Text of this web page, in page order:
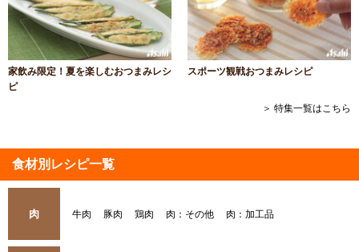
家飲み限定！夏を楽しむおつまみレシ
ピ
スポーツ観戦おつまみレシピ
＞ 特集一覧はこちら
食材別レシピ一覧
肉 牛肉 豚肉 鶏肉 肉：その他 肉：加工品